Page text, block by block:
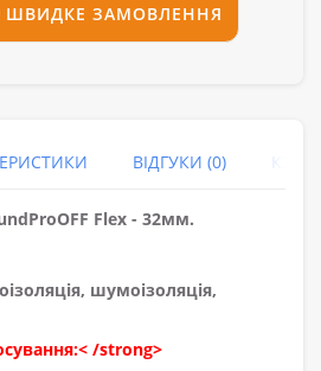
ШВИДКЕ ЗАМОВЛЕННЯ
ВІДГУКИ (0)
Flex - 32мм.
шумоізоляція,
/strong>